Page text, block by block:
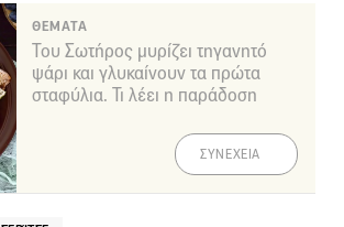
ΘΕΜΑΤΑ
Του Σωτήρος μυρίζει τηγανητό
ψάρι και γλυκαίνουν τα πρώτα
σταφύλια. Τι λέει η παράδοση
ΣΥΝΕΧΕΙΑ